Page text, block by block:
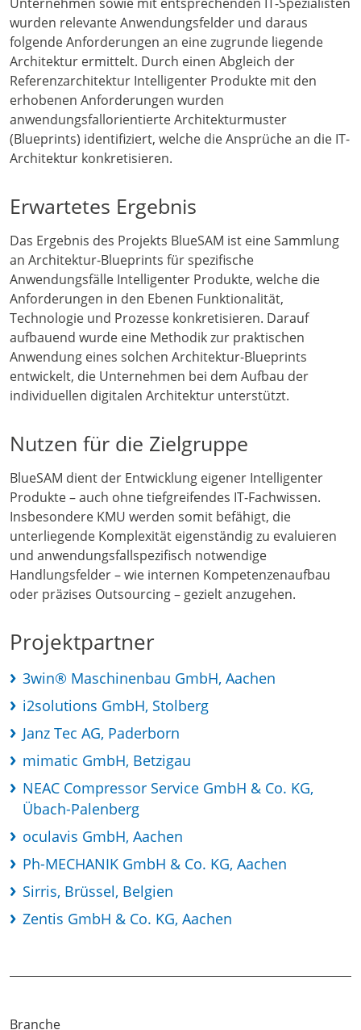
wurden relevante Anwendungsfelder und daraus
folgende Anforderungen an eine zugrunde liegende
Architektur ermittelt. Durch einen Abgleich der
Referenzarchitektur Intelligenter Produkte mit den
erhobenen Anforderungen wurden
anwendungsfallorientierte Architekturmuster
(Blueprints) identifiziert, welche die Ansprüche an die IT-
Architektur konkretisieren.
Erwartetes Ergebnis
Das Ergebnis des Projekts BlueSAM ist eine Sammlung
an Architektur-Blueprints für spezifische
Anwendungsfälle Intelligenter Produkte, welche die
Anforderungen in den Ebenen Funktionalität,
Technologie und Prozesse konkretisieren. Darauf
aufbauend wurde eine Methodik zur praktischen
Anwendung eines solchen Architektur-Blueprints
entwickelt, die Unternehmen bei dem Aufbau der
individuellen digitalen Architektur unterstützt.
Nutzen für die Zielgruppe
BlueSAM dient der Entwicklung eigener Intelligenter
Produkte – auch ohne tiefgreifendes IT-Fachwissen.
Insbesondere KMU werden somit befähigt, die
unterliegende Komplexität eigenständig zu evaluieren
und anwendungsfallspezifisch notwendige
Handlungsfelder – wie internen Kompetenzenaufbau
oder präzises Outsourcing – gezielt anzugehen.
Projektpartner
3win® Maschinenbau GmbH, Aachen
i2solutions GmbH, Stolberg
Janz Tec AG, Paderborn
mimatic GmbH, Betzigau
NEAC Compressor Service GmbH & Co. KG,
Übach-Palenberg
oculavis GmbH, Aachen
Ph-MECHANIK GmbH & Co. KG, Aachen
Sirris, Brüssel, Belgien
Zentis GmbH & Co. KG, Aachen
Branche